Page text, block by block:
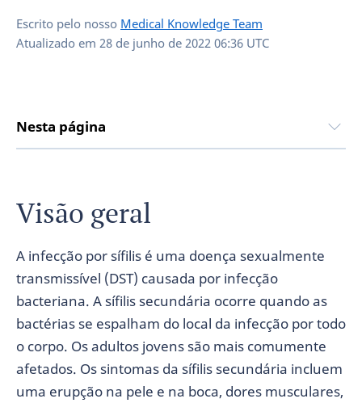
Escrito pelo nosso Medical Knowledge Team
Atualizado em 28 de junho de 2022 06:36 UTC
Nesta página
Visão geral
A infecção por sífilis é uma doença sexualmente
transmissível (DST) causada por infecção
bacteriana. A sífilis secundária ocorre quando as
bactérias se espalham do local da infecção por todo
o corpo. Os adultos jovens são mais comumente
afetados. Os sintomas da sífilis secundária incluem
uma erupção na pele e na boca, dores musculares,